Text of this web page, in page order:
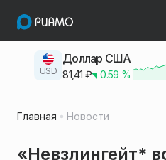
USD
Доллар США
81,41 ₽ 0.59 %
Главная Новости
«Невзлингейт*